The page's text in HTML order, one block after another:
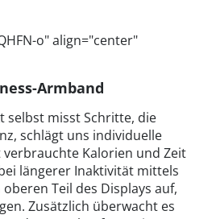
o" align="center"
Armband
selbst misst Schritte, die
schlägt uns individuelle
verbrauchte Kalorien und Zeit
längerer Inaktivität mittels
Teil des Displays auf,
Zusätzlich überwacht es